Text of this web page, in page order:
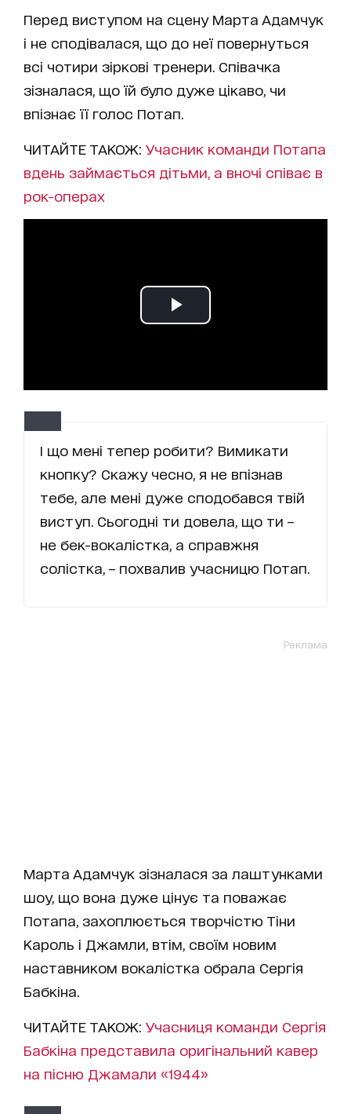
Перед виступом на сцену Марта Адамчук
і не сподівалася, що до неї повернуться
всі чотири зіркові тренери. Співачка
зізналася, що їй було дуже цікаво, чи
впізнає її голос Потап.
ЧИТАЙТЕ ТАКОЖ: Учасник команди Потапа
вдень займається дітьми, а вночі співає в
рок-операх
І що мені тепер робити? Вимикати
кнопку? Скажу чесно, я не впізнав
тебе, але мені дуже сподобався твій
виступ. Сьогодні ти довела, що ти –
не бек-вокалістка, а справжня
солістка, – похвалив учасницю Потап.
Реклама
Марта Адамчук зізналася за лаштунками
шоу, що вона дуже цінує та поважає
Потапа, захоплюється творчістю Тіни
Кароль і Джамли, втім, своїм новим
наставником вокалістка обрала Сергія
Бабкіна.
ЧИТАЙТЕ ТАКОЖ: Учасниця команди Сергія
Бабкіна представила оригінальний кавер
на пісню Джамали «1944»